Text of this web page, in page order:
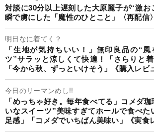
対談に30分以上遅刻した大原麗子が“激
瞬で虜にした「魔性のひとこと」〈再配信〉
明日なに着てく？
「生地が気持ちいい！」無印良品の“
ツ”サラッと涼しくて快適！「さらりと
「今から秋、ずっといけそう」《購入レビ
今日のリーマンめし!!
「めっちゃ好き。毎年食べてる」コメダ
いなスイーツ”美味すぎてホールで食べ
足感」「コメダでいちばん美味い」《実食